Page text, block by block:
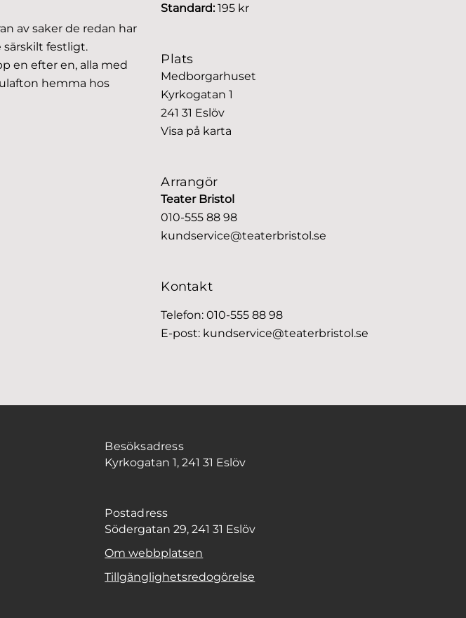
av saker de redan har
festligt.
en efter en, alla med
hemma hos
Standard: 195 kr
Plats
Medborgarhuset
Kyrkogatan 1
241 31 Eslöv
Visa på karta
Arrangör
Teater Bristol
010-555 88 98
kundservice@teaterbristol.se
Kontakt
Telefon:010-555 88 98
E-post: kundservice@teaterbristol.se
Besöksadress
Kyrkogatan 1, 241 31 Eslöv
Postadress
Södergatan 29, 241 31 Eslöv
Om webbplatsen
Tillgänglighetsredogörelse